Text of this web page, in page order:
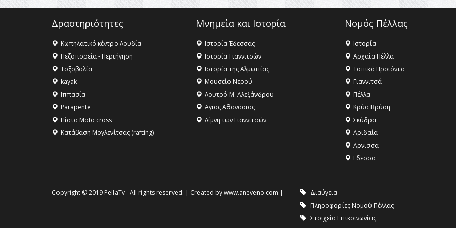
Δραστηριότητες
Κωπηλατικό κέντρο Λουδία
Πεζοπορεία - Περιήγηση
Τοξοβολία
kayak
Ιππασία
Parapente
Πίστα Moto cross
Κατάβαση Μογλενίτσας (rafting)
Μνημεία και Ιστορία
Ιστορία Έδεσσας
Ιστορία Γιαννιτσών
Ιστορία της Αλμωπίας
Μουσείο Νερού
Λουτρό Μ. Αλεξάνδρου
Αγιος Αθανάσιος
Λίμνη των Γιαννιτσών
Νομός Πέλλας
Ιστορία
Αρχαία Πέλλα
Τοπικά Προϊόντα
Γιαννιτσά
Πέλλα
Κρύα Βρύση
Σκύδρα
Αριδαία
Aρνισσα
Eδεσσα
Copyright © 2019 PellaTv - All rights reserved. | Created bywww.aneveno.com | Διαύγεια
Πληροφορίες Νομού Πέλλας
Στοιχεία Επικοινωνίας